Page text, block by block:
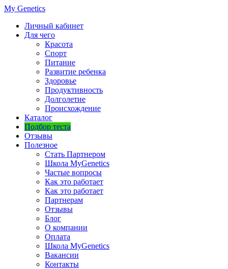
My Genetics
Личный кабинет
Для чего
Красота
Спорт
Питание
Развитие ребенка
Здоровье
Продуктивность
Долголетие
Происхождение
Каталог
Подбор теста
Отзывы
Полезное
Стать Партнером
Школа MyGenetics
Частые вопросы
Как это работает
Как это работает
Партнерам
Отзывы
Блог
О компании
Оплата
Школа MyGenetics
Вакансии
Контакты